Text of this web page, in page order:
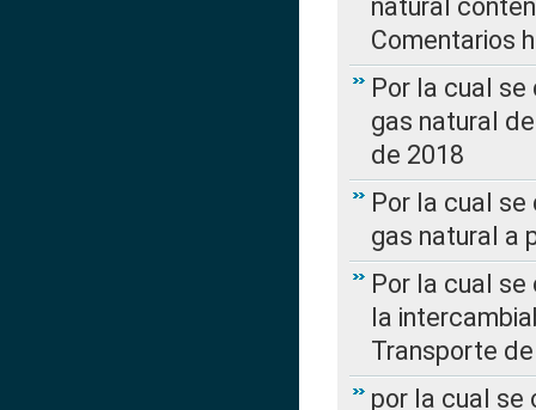
natural
Comentarios
Por la cual
gas natural
de 2018
Por la cual
gas natural a
Por la cual
la
Transporte
por la cual se